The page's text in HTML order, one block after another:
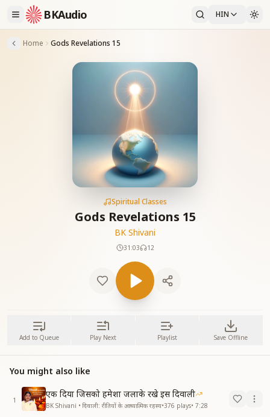
BKAudio HIN
Home Gods Revelations 15
Spiritual Classes
Gods Revelations 15
BK Shivani
31:03 12
Add to Queue Play Next Playlist Save Offline
You might also like
1
एक दिया जिसको हमेशा जलाके रखे इस दिवाली
BK Shivani • दिवाली: रीतियों के आध्यात्मिक रहस्य•376 plays• 7:28